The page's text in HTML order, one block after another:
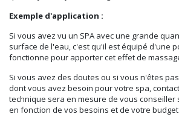
Exemple d'application :
Si vous avez vu un SPA avec une grande
surface de l'eau, c'est qu'il est équipé d'une
fonctionne pour apporter cet effet de
Si vous avez des doutes ou si vous n'êtes
dont vous avez besoin pour votre spa,
technique sera en mesure de vous conseiller
en fonction de vos besoins et de votre budget.